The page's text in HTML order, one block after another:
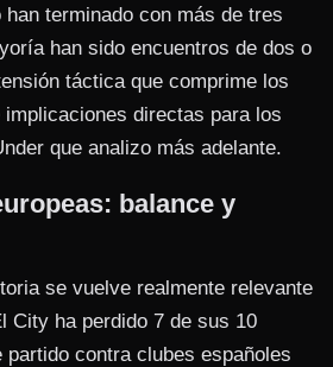
terminado con más de tres
han sido encuentros de dos o
táctica que comprime los
directas para los
que analizo más adelante.
balance y
se vuelve realmente relevante
City ha perdido 7 de sus 10
contra clubes españoles